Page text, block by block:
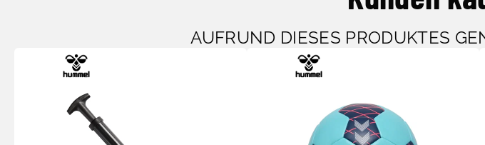
AUFRUND DIESES PRODUKTES